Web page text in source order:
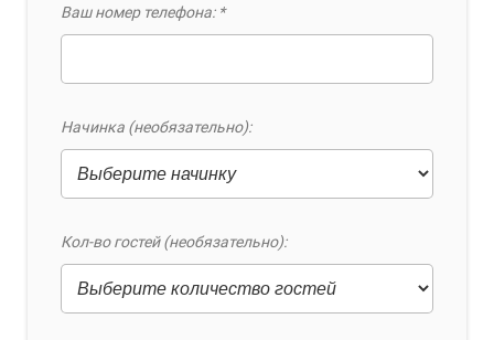
Ваш номер телефона: *
Начинка (необязательно):
Кол-во гостей (необязательно):